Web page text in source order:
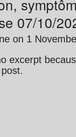
07/10/
on 1
excerpt